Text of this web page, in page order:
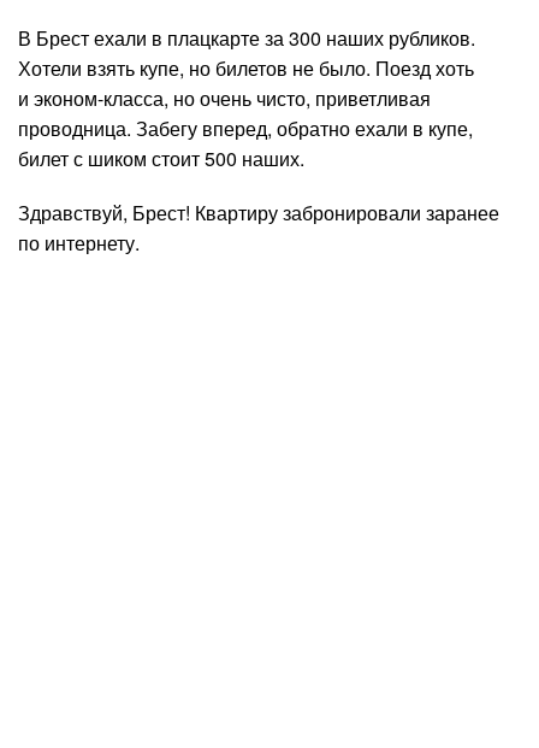
В Брест ехали в плацкарте за 300 наших рубликов.
Хотели взять купе, но билетов не было. Поезд хоть
и эконом-класса, но очень чисто, приветливая
проводница. Забегу вперед, обратно ехали в купе,
билет с шиком стоит 500 наших.
Здравствуй, Брест! Квартиру забронировали заранее
по интернету.